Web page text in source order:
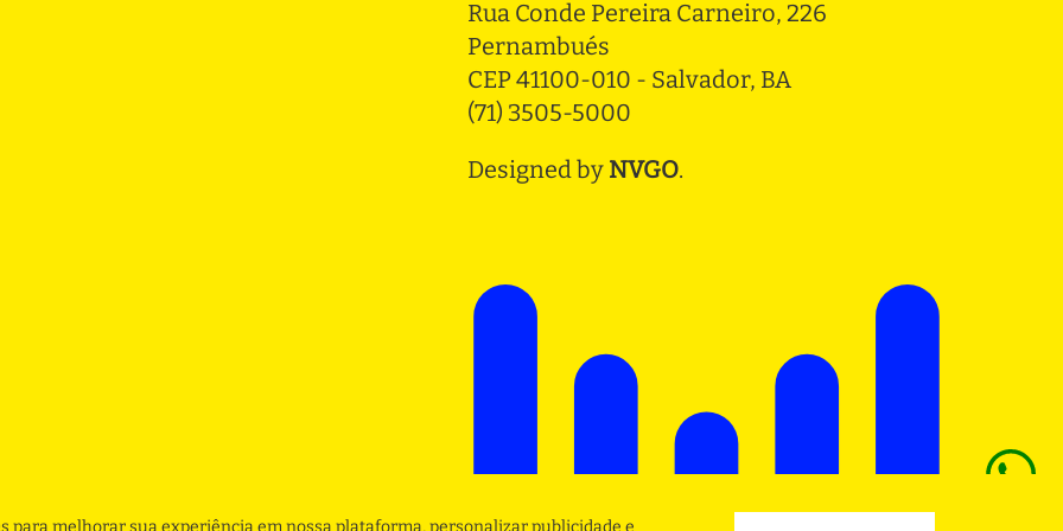
Rua Conde Pereira Carneiro, 226
Pernambués
CEP 41100-010 - Salvador, BA
(71) 3505-5000
Designed by NVGO.
para melhorar sua experiência em nossa plataforma, personalizar publicidade e